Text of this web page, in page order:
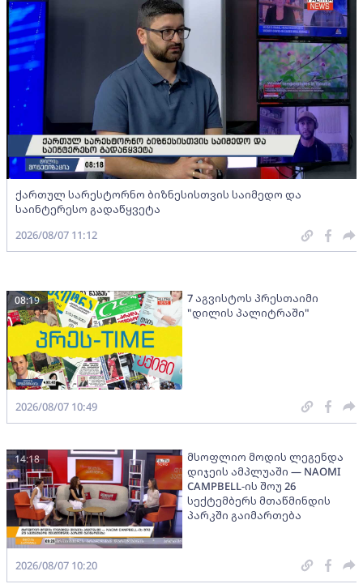
ქართულ სარესტორნო ბიზნესისთვის საიმედო და
საინტერესო გადაწყვეტა
2026/08/07 11:12
7 აგვისტოს პრესთაიმი
"დილის პალიტრაში"
08:19
2026/08/07 10:49
მსოფლიო მოდის ლეგენდა
დიჯეის ამპლუაში — NAOMI
CAMPBELL-ის შოუ 26
სექტემბერს მთაწმინდის
პარკში გაიმართება
14:18
2026/08/07 10:20